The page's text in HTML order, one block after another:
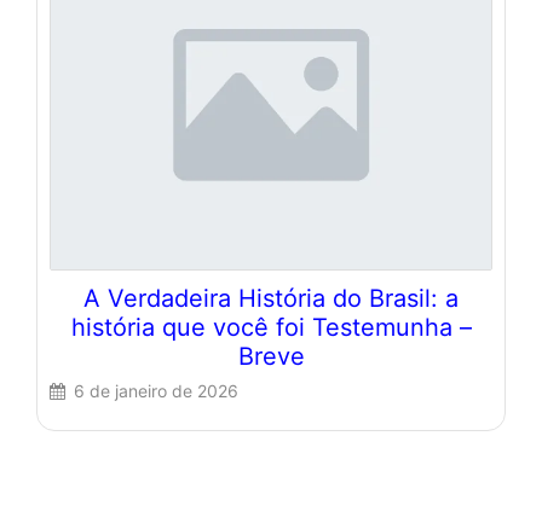
A Verdadeira História do Brasil: a
história que você foi Testemunha –
Breve
6 de janeiro de 2026